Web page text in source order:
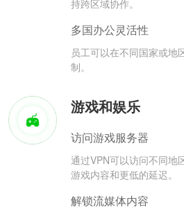
持跨区域协作。
多国办公灵活性
员工可以在不同国家或地
制。
游戏和娱乐
访问游戏服务器
通过VPN可以访问不同地
游戏内容和更低的延迟。
解锁流媒体内容